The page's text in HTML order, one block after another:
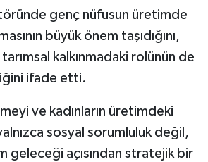
genç nüfusun üretimde
büyük önem taşıdığını,
kalkınmadaki rolünün de
ifade etti.
ve kadınların üretimdeki
yalnızca sosyal sorumluluk değil,
geleceği açısından stratejik bir